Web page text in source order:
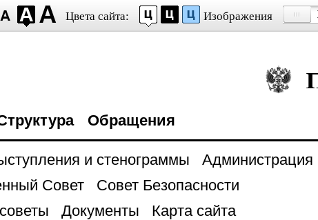
Цвета сайта: Изображения
Обращения
и стенограммы
Администрация
Совет
Совет Безопасности
Документы Карта сайта